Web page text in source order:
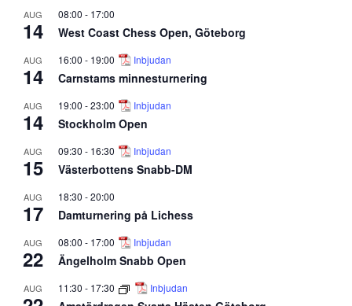
AUG
14
08:00 - 17:00
West Coast Chess Open, Göteborg
AUG
14
16:00 - 19:00 Inbjudan
Carnstams minnesturnering
AUG
14
19:00 -23:00 Inbjudan
Stockholm Open
AUG
15
09:30 - 16:30 Inbjudan
Västerbottens Snabb-DM
AUG
17
18:30 -20:00
Damturnering på Lichess
AUG
22
08:00 - 17:00 Inbjudan
Ängelholm Snabb Open
AUG 11:30 - 17:30 Inbjudan